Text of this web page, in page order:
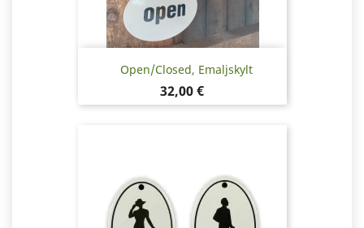
Open/Closed, Emaljskylt
Pris
32,00 €